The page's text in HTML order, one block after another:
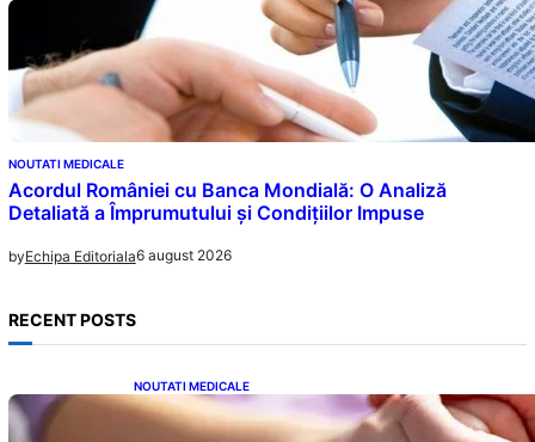
NOUTATI MEDICALE
Acordul României cu Banca Mondială: O Analiză
Detaliată a Împrumutului și Condițiilor Impuse
byEchipa Editoriala6 august 2026
RECENT POSTS
NOUTATI MEDICALE
Creșterea alarmantă a cancerului la tineri: o
analiză detaliată a tendințelor globale